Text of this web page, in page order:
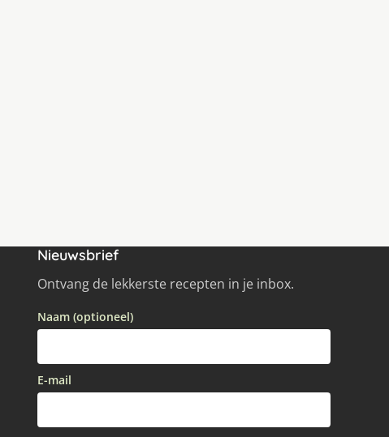
Nieuwsbrief
Ontvang de lekkerste recepten in je inbox.
Naam (optioneel)
E-mail